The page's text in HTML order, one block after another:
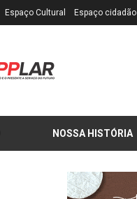
Espaço Cultural Espaço cidadão
NOSSA HISTÓRIA